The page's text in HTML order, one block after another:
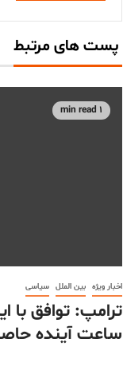
پست های مرتبط
1 min read
اخبار ویژه بین الملل سیاسی
ساعت آینده